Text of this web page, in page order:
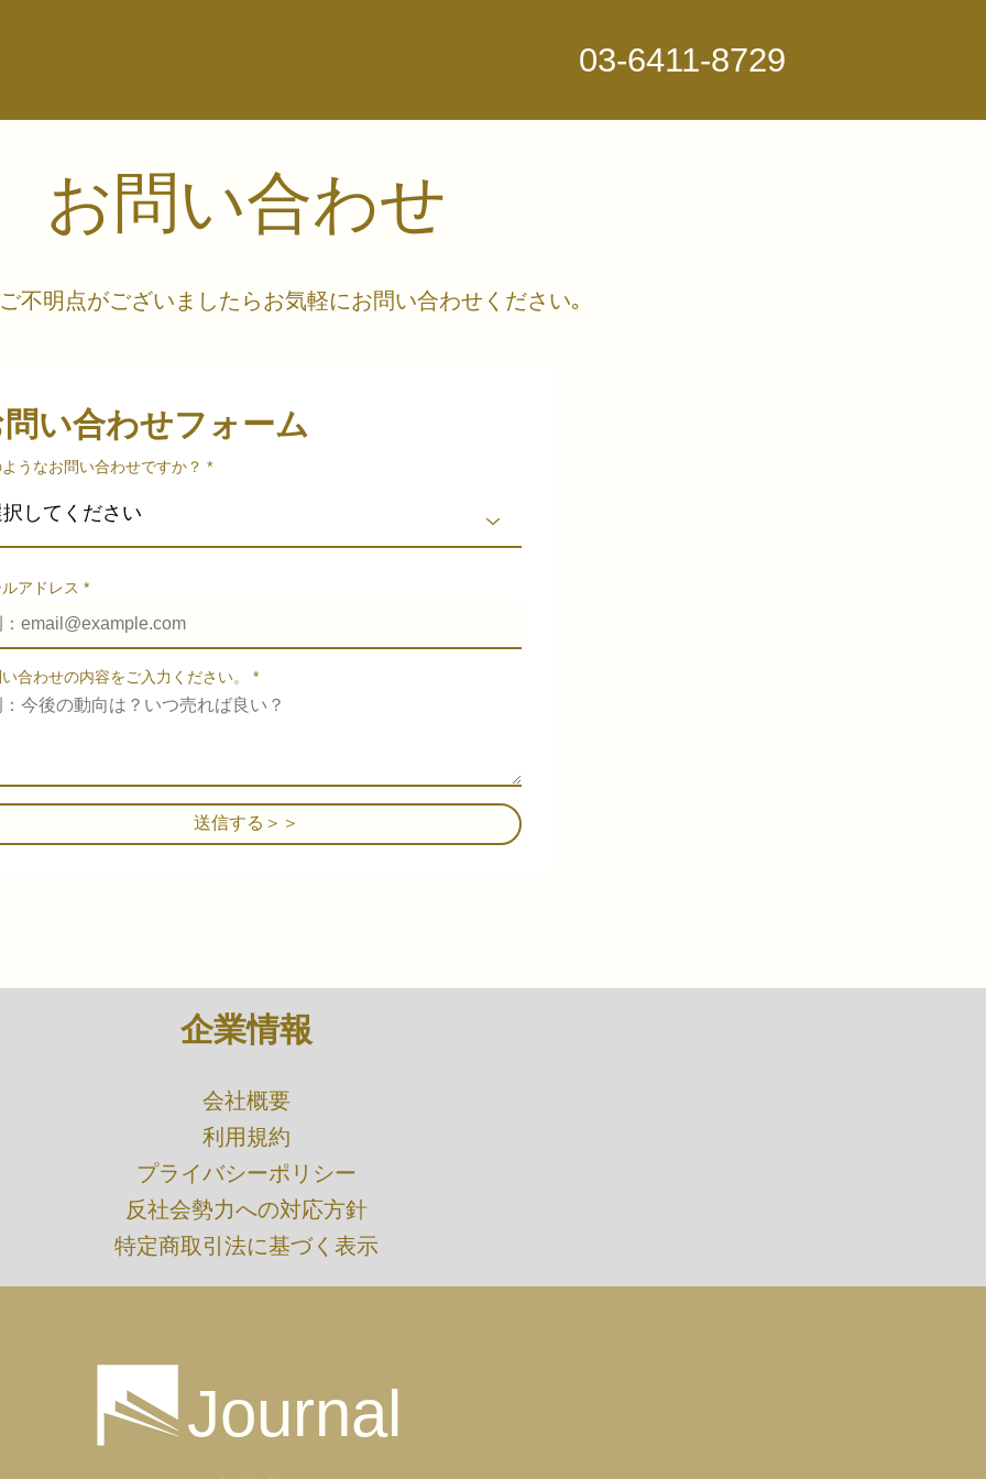
03-6411-8729
お問い合わせ
不明点がございましたらお気軽にお問い合わせください｡
い合わせフォーム
うなお問い合わせですか？
してください
アドレス
合わせの内容をご入力ください。
送信する＞＞
企業情報
​会社概要
利用規約
プライバシーポリシー
​反社会勢力への対応方針
特定商取引法に基づく表示
Journal